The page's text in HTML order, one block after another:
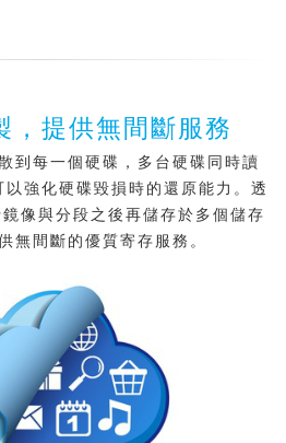
，提供無間斷服務
到每一個硬碟，多台硬碟同時讀
強化硬碟毀損時的還原能力。透
像與分段之後再儲存於多個儲存
無間斷的優質寄存服務。